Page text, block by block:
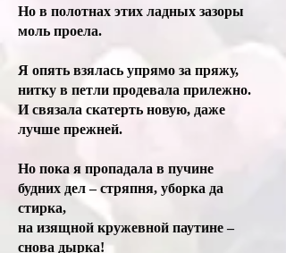
Но в полотнах этих ладных зазоры
моль проела.
Я опять взялась упрямо за пряжу,
нитку в петли продевала прилежно.
И связала скатерть новую, даже
лучше прежней.
Но пока я пропадала в пучине
будних дел – стряпня, уборка да
стирка,
на изящной кружевной паутине –
снова дырка!